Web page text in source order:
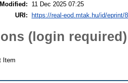
11 Dec 2025 07:25
URI:
https://real-eod.mtak.hu/id/eprint/
(login required)
Item